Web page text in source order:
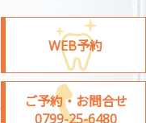
WEB予約
ご予約・お問合せ
0799-25-6480